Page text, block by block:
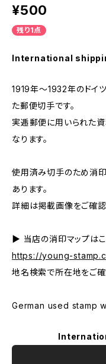
¥500
残り1点
International
1919年～1932年のドイ
た郵便切手です。
実逓郵便に用いられた
なります。
使用済み切手のため消
あります。
詳細は掲載画像をご確認
▶ 当店の消印マップはこ
https://young-
地名検索で所在地をご確
German used stamp